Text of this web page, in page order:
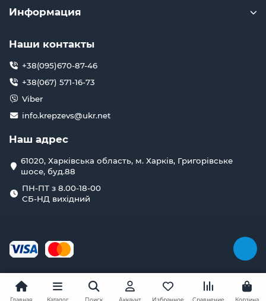
Информация
Наши контакты
+38(095)670-87-46
+38(067) 571-16-73
Viber
info.krepzevs@ukr.net
Наш адрес
61020, Харківська область, м. Харків, Григорівське
шосе, буд.88
ПН-ПТ з 8.00-18-00
СБ-НД вихідний
Главная Каталог Поиск Аккаунт Избранное Сравнение Корзина